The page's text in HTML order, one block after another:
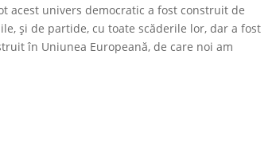
acest univers democratic a fost construit de
și de partide, cu toate scăderile lor, dar a fost
în Uniunea Europeană, de care noi am